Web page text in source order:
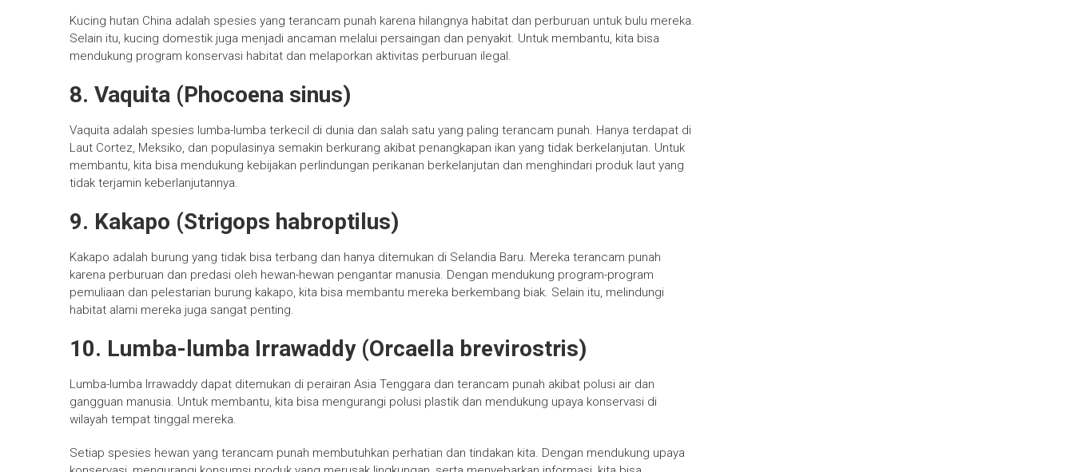
Kucing hutan China adalah spesies yang terancam punah karena hilangnya habitat dan perburuan untuk bulu mereka.
Selain itu, kucing domestik juga menjadi ancaman melalui persaingan dan penyakit. Untuk membantu, kita bisa
mendukung program konservasi habitat dan melaporkan aktivitas perburuan ilegal.
8. Vaquita (Phocoena sinus)
Vaquita adalah spesies lumba-lumba terkecil di dunia dan salah satu yang paling terancam punah. Hanya terdapat di
Laut Cortez, Meksiko, dan populasinya semakin berkurang akibat penangkapan ikan yang tidak berkelanjutan. Untuk
membantu, kita bisa mendukung kebijakan perlindungan perikanan berkelanjutan dan menghindari produk laut yang
tidak terjamin keberlanjutannya.
9. Kakapo (Strigops habroptilus)
Kakapo adalah burung yang tidak bisa terbang dan hanya ditemukan di Selandia Baru. Mereka terancam punah
karena perburuan dan predasi oleh hewan-hewan pengantar manusia. Dengan mendukung program-program
pemuliaan dan pelestarian burung kakapo, kita bisa membantu mereka berkembang biak. Selain itu, melindungi
habitat alami mereka juga sangat penting.
10. Lumba-lumba Irrawaddy (Orcaella brevirostris)
Lumba-lumba Irrawaddy dapat ditemukan di perairan Asia Tenggara dan terancam punah akibat polusi air dan
gangguan manusia. Untuk membantu, kita bisa mengurangi polusi plastik dan mendukung upaya konservasi di
wilayah tempat tinggal mereka.
Setiap spesies hewan yang terancam punah membutuhkan perhatian dan tindakan kita. Dengan mendukung upaya